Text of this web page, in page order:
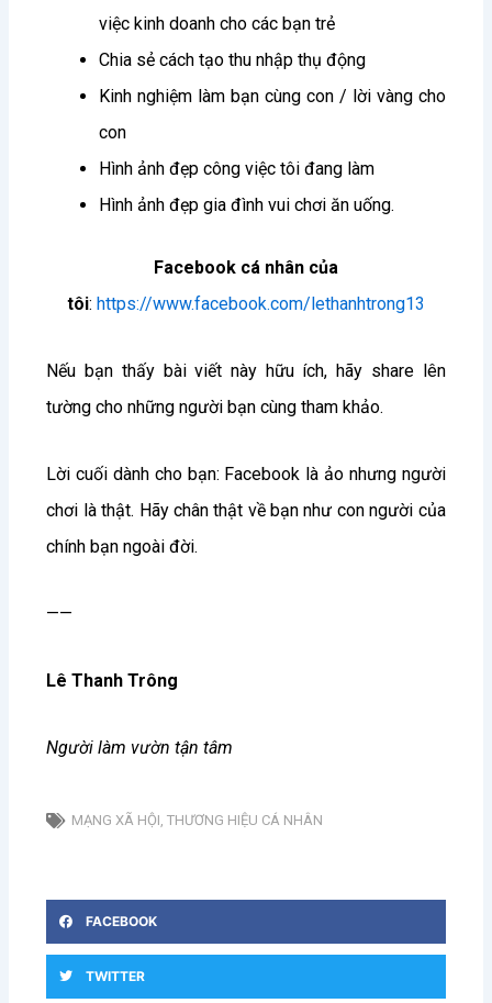
việc kinh doanh cho các bạn trẻ
Chia sẻ cách tạo thu nhập thụ động
Kinh nghiệm làm bạn cùng con / lời vàng cho
con
Hình ảnh đẹp công việc tôi đang làm
Hình ảnh đẹp gia đình vui chơi ăn uống.
Facebook cá nhân của
tôi: https://www.facebook.com/lethanhtrong13
Nếu bạn thấy bài viết này hữu ích, hãy share lên
tường cho những người bạn cùng tham khảo.
Lời cuối dành cho bạn: Facebook là ảo nhưng người
chơi là thật. Hãy chân thật về bạn như con người của
chính bạn ngoài đời.
——
Lê Thanh Trông
Người làm vườn tận tâm
MẠNG XÃ HỘI,THƯƠNG HIỆU CÁ NHÂN
FACEBOOK
TWITTER